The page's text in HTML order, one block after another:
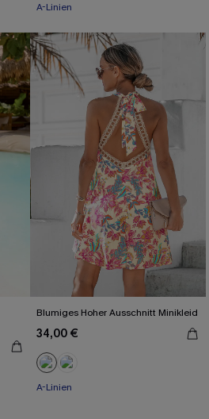
A-Linien
Blumiges Hoher Ausschnitt Minikleid
34,00 €
A-Linien